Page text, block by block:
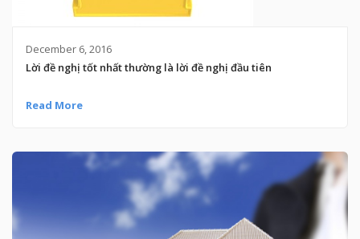
December 6, 2016
Lời đề nghị tốt nhất thường là lời đề nghị đầu tiên
Read More